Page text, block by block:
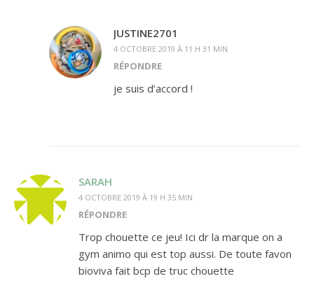
JUSTINE2701
4 OCTOBRE 2019 À 11 H 31 MIN
RÉPONDRE
je suis d’accord !
SARAH
4 OCTOBRE 2019 À 19 H 35 MIN
RÉPONDRE
Trop chouette ce jeu! Ici dr la marque on a
gym animo qui est top aussi. De toute favon
bioviva fait bcp de truc chouette